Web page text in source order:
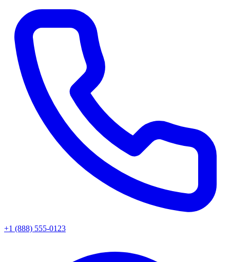
+1 (888) 555-0123